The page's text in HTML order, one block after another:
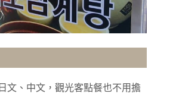
文、中文，觀光客點餐也不用擔